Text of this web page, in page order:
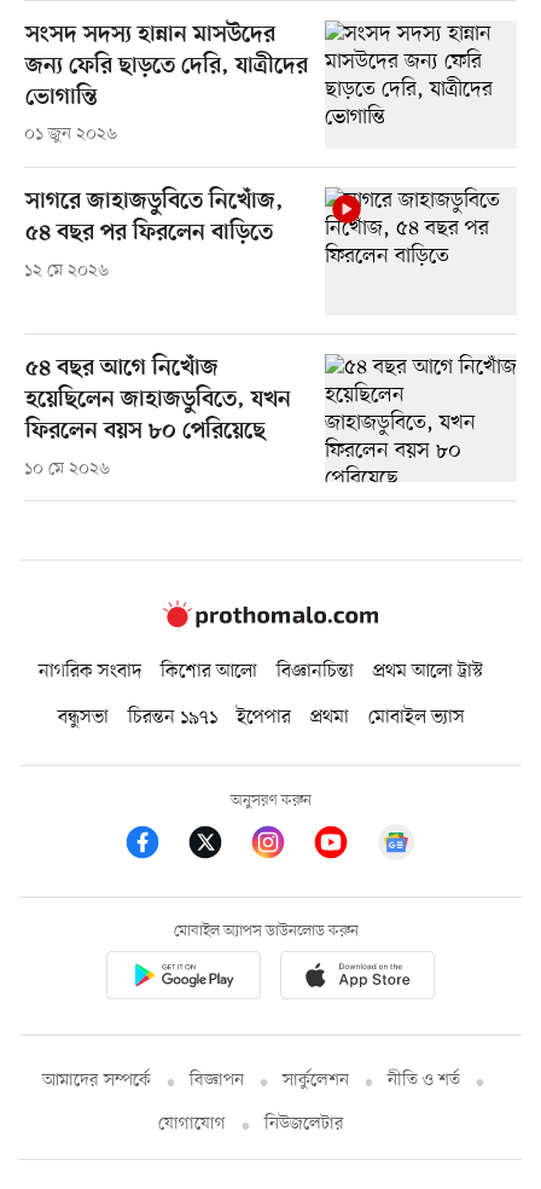
সংসদ সদস্য হান্নান মাসউদের
জন্য ফেরি ছাড়তে দেরি, যাত্রীদের
ভোগান্তি
০১ জুন ২০২৬
সাগরে জাহাজডুবিতে নিখোঁজ,
৫৪ বছর পর ফিরলেন বাড়িতে
১২ মে ২০২৬
৫৪ বছর আগে নিখোঁজ
হয়েছিলেন জাহাজডুবিতে, যখন
ফিরলেন বয়স ৮০ পেরিয়েছে
১০ মে ২০২৬
নাগরিক সংবাদ কিশোর আলো বিজ্ঞানচিন্তা
প্রথম আলো ট্রাস্ট
বন্ধুসভা
চিরন্তন ১৯৭১ ইপেপার প্রথমা মোবাইল ভ্যাস
অনুসরণ করুন
মোবাইল অ্যাপস ডাউনলোড করুন
আমাদের সম্পর্কে বিজ্ঞাপন সার্কুলেশন
নীতি ও শর্ত
যোগাযোগ
নিউজলেটার